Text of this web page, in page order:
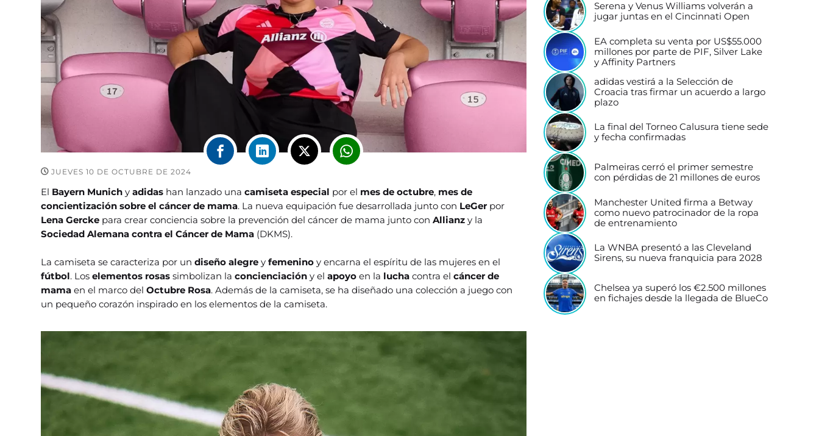
JUEVES 10 DE OCTUBRE DE 2024
El Bayern Munichyadidas han lanzado unacamiseta especial por el mes de octubre, mes de
concientización sobre el cáncer de mama. La nueva equipación fue desarrollada junto con LeGer por
Lena Gercke para crear conciencia sobre la prevención del cáncer de mama junto conAllianzy la
Sociedad Alemana contra el Cáncer de Mama (DKMS).
La camiseta se caracteriza por undiseño alegreyfemeninoy encarna el espíritu de las mujeres en el
fútbol. Loselementos rosassimbolizan laconcienciacióny elapoyoen la luchacontra elcáncer de
mamaen el marco delOctubre Rosa. Además de la camiseta, se ha diseñado una colección a juego con
un pequeño corazón inspirado en los elementos de la camiseta.
Serena y Venus Williams volverán a
jugar juntas en el Cincinnati Open
EA completa su venta por US$55.000
millones por parte de PIF, Silver Lake
y Affinity Partners
adidas vestirá a la Selección de
Croacia tras firmar un acuerdo a largo
plazo
La final del Torneo Calusura tiene sede
y fecha confirmadas
Palmeiras cerró el primer semestre
con pérdidas de 21 millones de euros
Manchester United firma a Betway
como nuevo patrocinador de la ropa
de entrenamiento
La WNBA presentó a las Cleveland
Sirens, su nueva franquicia para 2028
Chelsea ya superó los €2.500 millones
en fichajes desde la llegada de BlueCo